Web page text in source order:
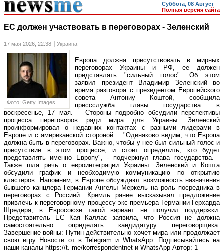
Суббота, 08 Август
Полная версия сайта
ЕС должен участвовать в переговорах - Зеленский
17 мая 2026, 22:38 Украина
Фото: Getty Images
Европа должна присутствовать в мирных
переговорах Украины и РФ, ее должен
представлять "сильный голос". Об этом
заявил президент Владимир Зеленский во
время разговора с президентом Европейского
совета Антониу Коштой, сообщила
прессслужба главы государства в
воскресенье, 17 мая. Стороны подробно обсудили перспективы
процесса переговоров ради мира для Украины. Зеленский
проинформировал о недавних контактах с разными лидерами в
Европе и с американской стороной. "Одинаково видим, что Европа
должна быть в переговорах. Важно, чтобы у нее был сильный голос и
присутствие в этом процессе, и стоит определить, кто будет
представлять именно Европу", - подчеркнул глава государства.
Также шла речь о евроинтеграции Украины. Зеленский и Кошта
обсудили график и необходимую коммуникацию по открытию
кластеров. Напомним, в Европе обсуждают возможность назначения
бывшего канцлера Германии Ангелы Меркель на роль посредника в
переговорах с Россией. Кремль ранее высказывал предложение
привлечь к переговорному процессу экс-премьера Германии Герхарда
Шредера, в Евросоюзе такой вариант не получил поддержки.
Представитель ЕС Кая Каллас заявила, что Россия не должна
самостоятельно определять кандидатуру переговорщика.
Завершение войны: Путин действительно хочет мира или продолжает
свою игру Новости от в Telegram и WhatsApp. Подписывайтесь на
наши каналы https://t. me/korrespondentnet и WhatsApp Автор: 1